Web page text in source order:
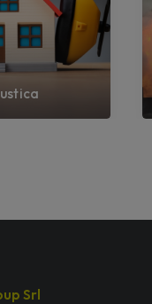
Srl